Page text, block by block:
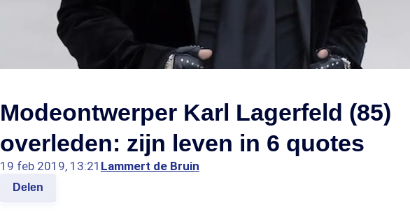
Modeontwerper Karl Lagerfeld (85)
overleden: zijn leven in 6 quotes
19 feb 2019, 13:21 Lammert de Bruin
Delen